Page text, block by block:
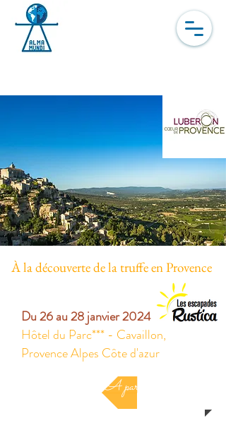
que 2 cabines disponibles
À la découverte de la truffe en Provence
Du 26 au 28 janvier 2024
Hôtel du Parc*** - Cavaillon,
Provence Alpes Côte d'azur
A partir de 660€*